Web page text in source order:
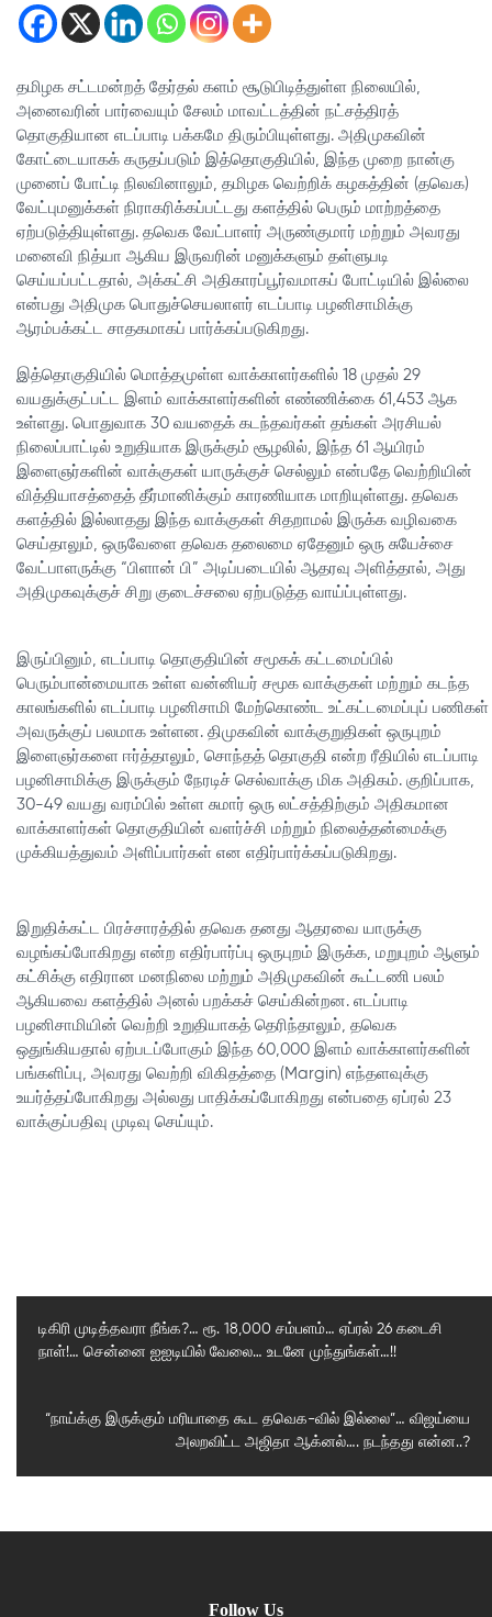
தமிழக சட்டமன்றத் தேர்தல் களம் சூடுபிடித்துள்ள நிலையில்,
அனைவரின் பார்வையும் சேலம் மாவட்டத்தின் நட்சத்திரத்
தொகுதியான எடப்பாடி பக்கமே திரும்பியுள்ளது. அதிமுகவின்
கோட்டையாகக் கருதப்படும் இத்தொகுதியில், இந்த முறை நான்கு
முனைப் போட்டி நிலவினாலும், தமிழக வெற்றிக் கழகத்தின் (தவெக)
வேட்புமனுக்கள் நிராகரிக்கப்பட்டது களத்தில் பெரும் மாற்றத்தை
ஏற்படுத்தியுள்ளது. தவெக வேட்பாளர் அருண்குமார் மற்றும் அவரது
மனைவி நித்யா ஆகிய இருவரின் மனுக்களும் தள்ளுபடி
செய்யப்பட்டதால், அக்கட்சி அதிகாரப்பூர்வமாகப் போட்டியில் இல்லை
என்பது அதிமுக பொதுச்செயலாளர் எடப்பாடி பழனிசாமிக்கு
ஆரம்பக்கட்ட சாதகமாகப் பார்க்கப்படுகிறது.
இத்தொகுதியில் மொத்தமுள்ள வாக்காளர்களில் 18 முதல் 29
வயதுக்குட்பட்ட இளம் வாக்காளர்களின் எண்ணிக்கை 61,453 ஆக
உள்ளது. பொதுவாக 30 வயதைக் கடந்தவர்கள் தங்கள் அரசியல்
நிலைப்பாட்டில் உறுதியாக இருக்கும் சூழலில், இந்த 61 ஆயிரம்
இளைஞர்களின் வாக்குகள் யாருக்குச் செல்லும் என்பதே வெற்றியின்
வித்தியாசத்தைத் தீர்மானிக்கும் காரணியாக மாறியுள்ளது. தவெக
களத்தில் இல்லாதது இந்த வாக்குகள் சிதறாமல் இருக்க வழிவகை
செய்தாலும், ஒருவேளை தவெக தலைமை ஏதேனும் ஒரு சுயேச்சை
வேட்பாளருக்கு “பிளான் பி” அடிப்படையில் ஆதரவு அளித்தால், அது
அதிமுகவுக்குச் சிறு குடைச்சலை ஏற்படுத்த வாய்ப்புள்ளது.
இருப்பினும், எடப்பாடி தொகுதியின் சமூகக் கட்டமைப்பில்
பெரும்பான்மையாக உள்ள வன்னியர் சமூக வாக்குகள் மற்றும் கடந்த
காலங்களில் எடப்பாடி பழனிசாமி மேற்கொண்ட உட்கட்டமைப்புப் பணிகள்
அவருக்குப் பலமாக உள்ளன. திமுகவின் வாக்குறுதிகள் ஒருபுறம்
இளைஞர்களை ஈர்த்தாலும், சொந்தத் தொகுதி என்ற ரீதியில் எடப்பாடி
பழனிசாமிக்கு இருக்கும் நேரடிச் செல்வாக்கு மிக அதிகம். குறிப்பாக,
30-49 வயது வரம்பில் உள்ள சுமார் ஒரு லட்சத்திற்கும் அதிகமான
வாக்காளர்கள் தொகுதியின் வளர்ச்சி மற்றும் நிலைத்தன்மைக்கு
முக்கியத்துவம் அளிப்பார்கள் என எதிர்பார்க்கப்படுகிறது.
இறுதிக்கட்ட பிரச்சாரத்தில் தவெக தனது ஆதரவை யாருக்கு
வழங்கப்போகிறது என்ற எதிர்பார்ப்பு ஒருபுறம் இருக்க, மறுபுறம் ஆளும்
கட்சிக்கு எதிரான மனநிலை மற்றும் அதிமுகவின் கூட்டணி பலம்
ஆகியவை களத்தில் அனல் பறக்கச் செய்கின்றன. எடப்பாடி
பழனிசாமியின் வெற்றி உறுதியாகத் தெரிந்தாலும், தவெக
ஒதுங்கியதால் ஏற்படப்போகும் இந்த 60,000 இளம் வாக்காளர்களின்
பங்களிப்பு, அவரது வெற்றி விகிதத்தை (Margin) எந்தளவுக்கு
உயர்த்தப்போகிறது அல்லது பாதிக்கப்போகிறது என்பதை ஏப்ரல் 23
வாக்குப்பதிவு முடிவு செய்யும்.
Previous
டிகிரி முடித்தவரா நீங்க?… ரூ. 18,000 சம்பளம்… ஏப்ரல் 26 கடைசி
நாள்!… சென்னை ஐஐடியில் வேலை… உடனே முந்துங்கள்…!!
Next
“நாய்க்கு இருக்கும் மரியாதை கூட தவெக-வில் இல்லை”… விஜய்யை
அலறவிட்ட அஜிதா ஆக்னல்…. நடந்தது என்ன..?
Follow Us